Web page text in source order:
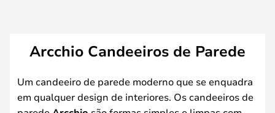
Arcchio Candeeiros de Parede
Um candeeiro de parede moderno que se enquadra
em qualquer design de interiores. Os candeeiros de